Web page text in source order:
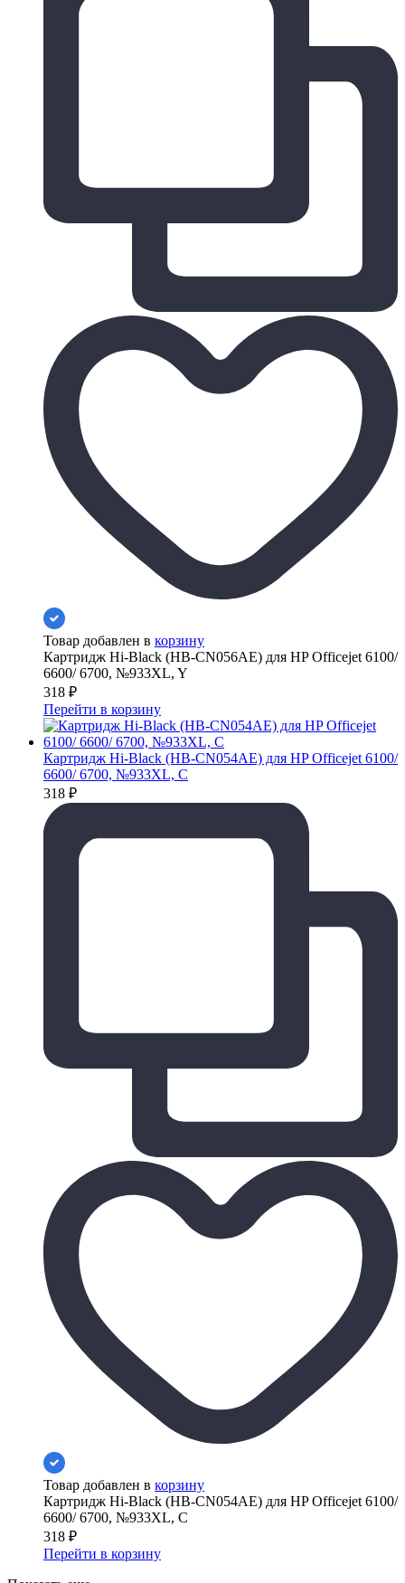
Товар добавлен в корзину
Картридж Hi-Black (HB-CN056AE) для HP Officejet 6100/
6600/ 6700, №933XL, Y
318 ₽
Перейти в корзину
Картридж Hi-Black (HB-CN054AE) для HP Officejet 6100/
6600/ 6700, №933XL, C
318 ₽
Товар добавлен в корзину
Картридж Hi-Black (HB-CN054AE) для HP Officejet 6100/
6600/ 6700, №933XL, C
318 ₽
Перейти в корзину